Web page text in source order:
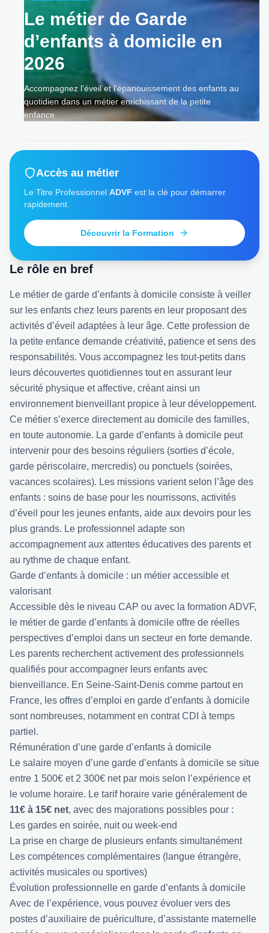
Le métier de Garde
d’enfants à domicile en
2026
Accompagnez l'éveil et l'épanouissement des enfants au
quotidien dans un métier enrichissant de la petite
enfance.
Accès au métier
Le Titre Professionnel ADVF est la clé pour démarrer
rapidement.
Découvrir la Formation
Le rôle en bref
Le métier de garde d’enfants à domicile consiste à veiller
sur les enfants chez leurs parents en leur proposant des
activités d’éveil adaptées à leur âge. Cette profession de
la petite enfance demande créativité, patience et sens des
responsabilités. Vous accompagnez les tout-petits dans
leurs découvertes quotidiennes tout en assurant leur
sécurité physique et affective, créant ainsi un
environnement bienveillant propice à leur développement.
Ce métier s’exerce directement au domicile des familles,
en toute autonomie. La garde d’enfants à domicile peut
intervenir pour des besoins réguliers (sorties d’école,
garde périscolaire, mercredis) ou ponctuels (soirées,
vacances scolaires). Les missions varient selon l’âge des
enfants : soins de base pour les nourrissons, activités
d’éveil pour les jeunes enfants, aide aux devoirs pour les
plus grands. Le professionnel adapte son
accompagnement aux attentes éducatives des parents et
au rythme de chaque enfant.
Garde d’enfants à domicile : un métier accessible et
valorisant
Accessible dès le niveau CAP ou avec la formation ADVF,
le métier de garde d’enfants à domicile offre de réelles
perspectives d’emploi dans un secteur en forte demande.
Les parents recherchent activement des professionnels
qualifiés pour accompagner leurs enfants avec
bienveillance. En Seine-Saint-Denis comme partout en
France, les offres d’emploi en garde d’enfants à domicile
sont nombreuses, notamment en contrat CDI à temps
partiel.
Rémunération d’une garde d’enfants à domicile
Le salaire moyen d’une garde d’enfants à domicile se situe
entre 1 500€ et 2 300€ net par mois selon l’expérience et
le volume horaire. Le tarif horaire varie généralement de
11€ à 15€ net, avec des majorations possibles pour :
Les gardes en soirée, nuit ou week-end
La prise en charge de plusieurs enfants simultanément
Les compétences complémentaires (langue étrangère,
activités musicales ou sportives)
Évolution professionnelle en garde d’enfants à domicile
Avec de l’expérience, vous pouvez évoluer vers des
postes d’auxiliaire de puériculture, d’assistante maternelle